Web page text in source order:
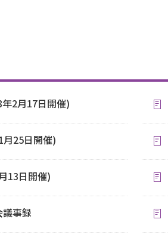
2月17日開催)
25日開催)
13日開催)
事録